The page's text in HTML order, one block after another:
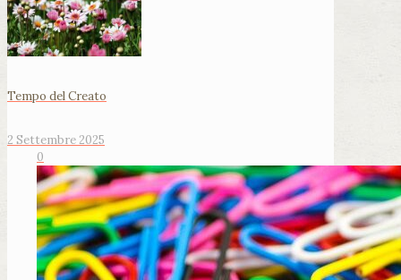
Tempo del Creato
2 Settembre 2025
0